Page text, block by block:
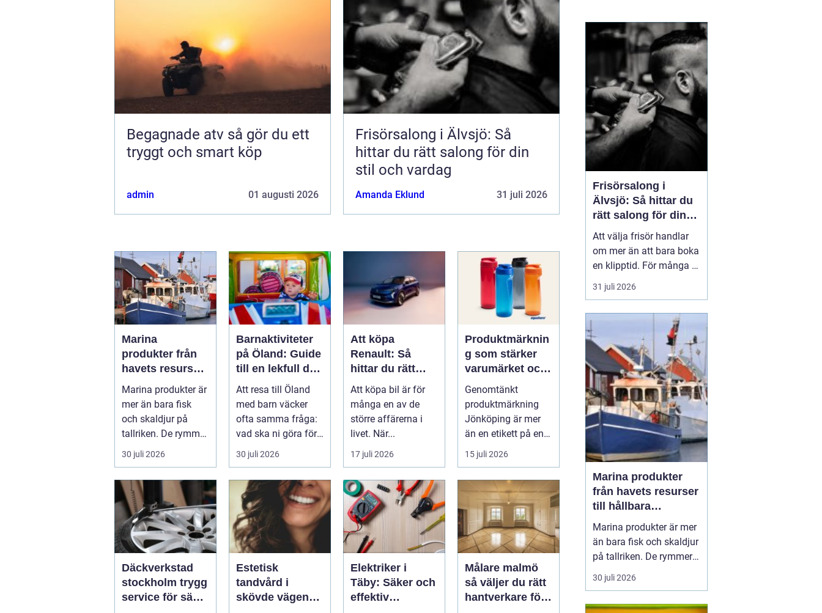
Begagnade atv så gör du ett
tryggt och smart köp
admin 01 augusti 2026
Frisörsalong i Älvsjö: Så
hittar du rätt salong för din
stil och vardag
Amanda Eklund 31 juli 2026
Marina
produkter från
havets resurser
till hållbara
upplevelser
Marina produkter är
mer än bara fisk
och skaldjur på
tallriken. De rymmer
allt från mat och
hälsa ti...
30 juli 2026
Barnaktiviteter
på Öland: Guide
till en lekfull dag
för hela familjen
Att resa till Öland
med barn väcker
ofta samma fråga:
vad ska ni göra för
30 juli 2026
Att köpa
Renault: Så
hittar du rätt
modell för din
vardag
Att köpa bil är för
många en av de
större affärerna i
livet. När...
17 juli 2026
Produktmärknin
g som stärker
varumärket och
förenklar
vardagen
Genomtänkt
produktmärkning
Jönköping är mer
än en etikett på en
15 juli 2026
Däckverkstad
stockholm trygg
service för säkra
Estetisk
tandvård i
skövde vägen
Elektriker i
Täby: Säker och
effektiv
Målare malmö
så väljer du rätt
hantverkare för
ofta kommer direkt när
en maskin är ny.
Samtidigt kräver ett
andrahandsköp mer
eftertanke. Den som vill
köpa
Frisörsalong i
Älvsjö: Så hittar du
rätt salong för din
stil och vardag
Att välja frisör handlar
om mer än att bara boka
en klipptid. För många är
frisörbesöket en paus i
vardagen, en chans att
känna sig mer som sig
själv. I Älvsjö fi...
31 juli 2026
Marina produkter
från havets resurser
till hållbara
upplevelser
Marina produkter är mer
än bara fisk och skaldjur
på tallriken. De rymmer
allt från mat och hälsa
till friluftsliv, kultur och
30 juli 2026